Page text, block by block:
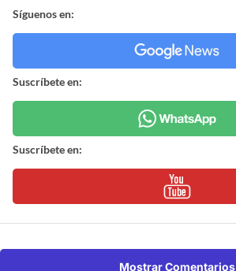
Síguenos en:
Suscríbete en:
Suscríbete en:
Mostrar Comentarios